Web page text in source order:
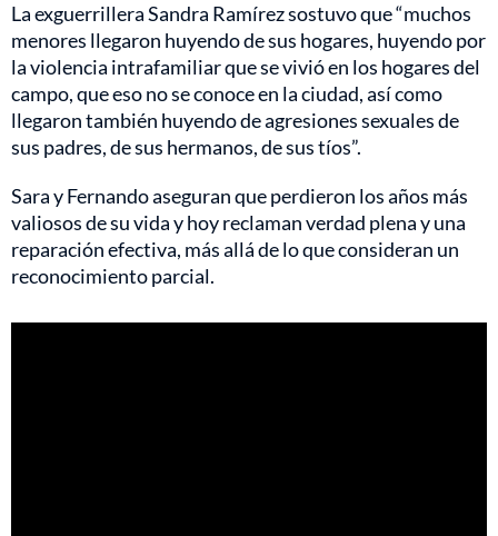
La exguerrillera Sandra Ramírez sostuvo que “muchos
menores llegaron huyendo de sus hogares, huyendo por
la violencia intrafamiliar que se vivió en los hogares del
campo, que eso no se conoce en la ciudad, así como
llegaron también huyendo de agresiones sexuales de
sus padres, de sus hermanos, de sus tíos”.
Sara y Fernando aseguran que perdieron los años más
valiosos de su vida y hoy reclaman verdad plena y una
reparación efectiva, más allá de lo que consideran un
reconocimiento parcial.